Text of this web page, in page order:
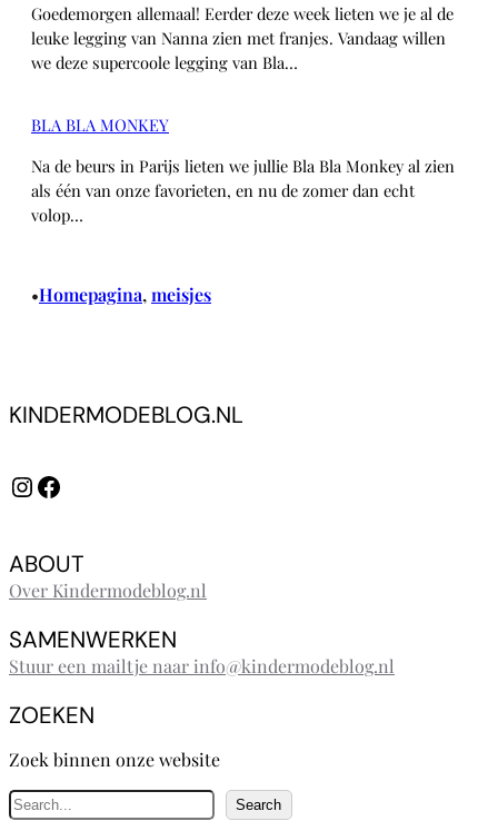
Goedemorgen allemaal! Eerder deze week lieten we je al de
leuke legging van Nanna zien met franjes. Vandaag willen
we deze supercoole legging van Bla…
BLA BLA MONKEY
Na de beurs in Parijs lieten we jullie Bla Bla Monkey al zien
als één van onze favorieten, en nu de zomer dan echt
volop…
•Homepagina, meisjes
KINDERMODEBLOG.NL
InstagramFacebook
ABOUT
Over Kindermodeblog.nl
SAMENWERKEN
Stuur een mailtje naar info@kindermodeblog.nl
ZOEKEN
Zoek binnen onze website
Z
Search